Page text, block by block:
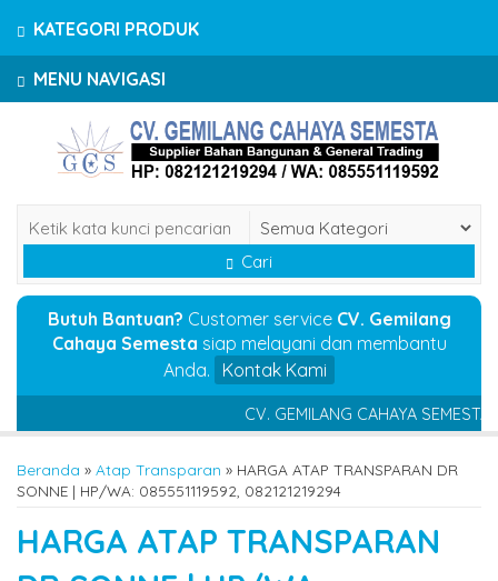
MENU NAVIGASI
Cari
Butuh Bantuan? Customer service CV. Gemilang
Cahaya Semesta siap melayani dan membantu
Anda.
Kontak Kami
CV. GEMILANG CAHAYA
Beranda » Atap Transparan » HARGA ATAP TRANSPARAN DR
SONNE | HP/WA: 085551119592, 082121219294
HARGA ATAP TRANSPARAN
KATEGORI PRODUK